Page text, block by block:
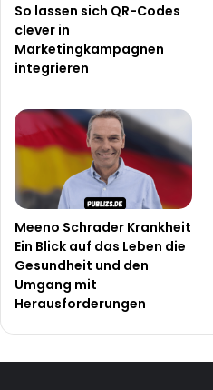
So lassen sich QR-Codes
clever in
Marketingkampagnen
integrieren
Meeno Schrader Krankheit
Ein Blick auf das Leben die
Gesundheit und den
Umgang mit
Herausforderungen